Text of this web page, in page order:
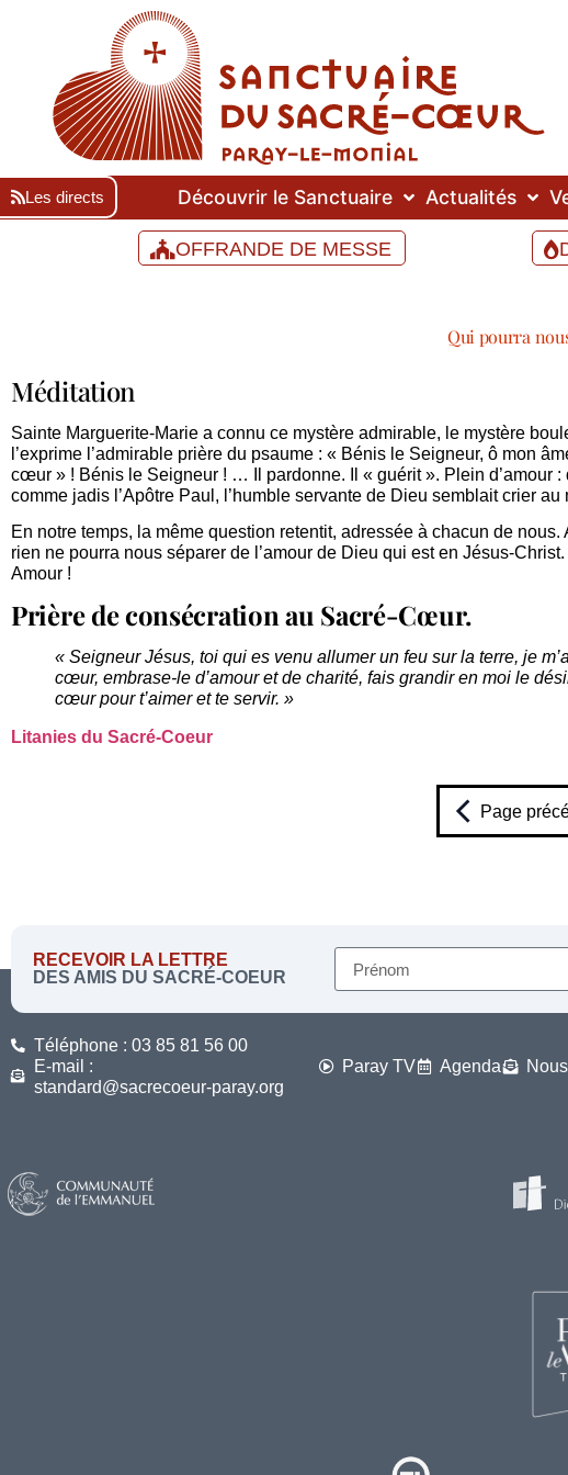
Les directs Découvrir le Sanctuaire Actualités
OFFRANDE DE MESSE
Qui pourra
Méditation
Sainte Marguerite-Marie a connu ce mystère admirable, le mystère
l’exprime l’admirable prière du psaume : « Bénis le Seigneur, ô mon
cœur » ! Bénis le Seigneur ! … Il pardonne. Il « guérit ». Plein d’amour
comme jadis l’Apôtre Paul, l’humble servante de Dieu semblait crier
En notre temps, la même question retentit, adressée à chacun de
rien ne pourra nous séparer de l’amour de Dieu qui est en Jésus-
Amour !
Prière de consécration au Sacré-Cœur.
« Seigneur Jésus, toi qui es venu allumer un feu sur la terre, je
cœur, embrase-le d’amour et de charité, fais grandir en moi le
cœur pour t’aimer et te servir. »
Litanies du Sacré-Coeur
Page
RECEVOIR LA LETTRE
DES AMIS DU SACRÉ-COEUR
Téléphone : 03 85 81 56 00
E-mail :
standard@sacrecoeur-paray.org
Paray TV Agenda